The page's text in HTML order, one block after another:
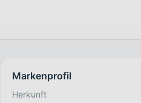
Markenprofil
Herkunft